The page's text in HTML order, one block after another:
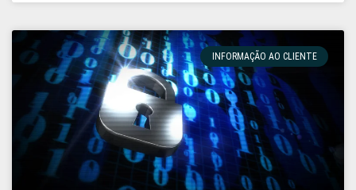
INFORMAÇÃO AO CLIENTE